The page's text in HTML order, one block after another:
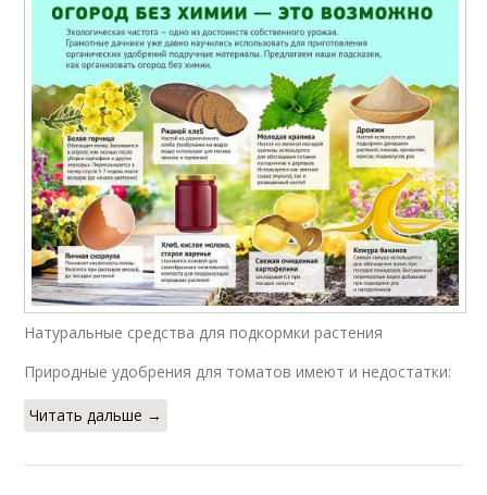
Натуральные средства для подкормки растения
Природные удобрения для томатов имеют и недостатки:
Читать дальше →